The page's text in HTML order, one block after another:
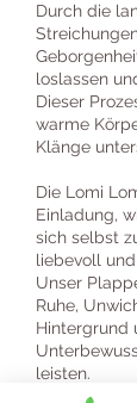
Durch die
loslassen
Dieser
warme
Klänge
Die Lomi
Einladung,
sich selbst
liebevoll
Unser
Ruhe,
Hintergrund
leisten.